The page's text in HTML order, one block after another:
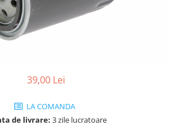
39,00 Lei
LA COMANDA
de livrare: 3 zile lucratoare